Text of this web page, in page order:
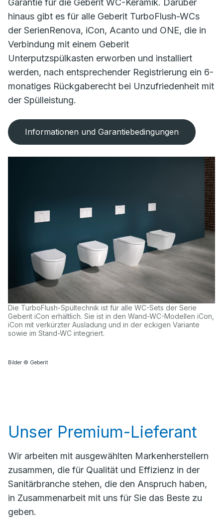
Garantie für die Geberit WC-Keramik. Darüber
hinaus gibt es für alle Geberit TurboFlush-WCs
der SerienRenova, iCon, Acanto und ONE, die in
Verbindung mit einem Geberit
Unterputzspülkasten erworben und installiert
werden, nach entsprechender Registrierung ein 6-
monatiges Rückgaberecht bei Unzufriedenheit mit
der Spülleistung.
Informationen und Garantiebedingungen
Die TurboFlush-Spültechnik ist für alle WC-Sets der Serie
Geberit iCon erhältlich. Sie ist in den Wand-WC-Modellen iCon,
iCon mit verkürzter Ausladung und in der eckigen Variante
sowie im Stand-WC integriert.
Bilder © Geberit
Unser Premium-Lieferant
Wir arbeiten mit ausgewählten Markenherstellern
zusammen, die für Qualität und Effizienz in der
Sanitärbranche stehen, die den Anspruch haben,
in Zusammenarbeit mit uns für Sie das Beste zu
geben.